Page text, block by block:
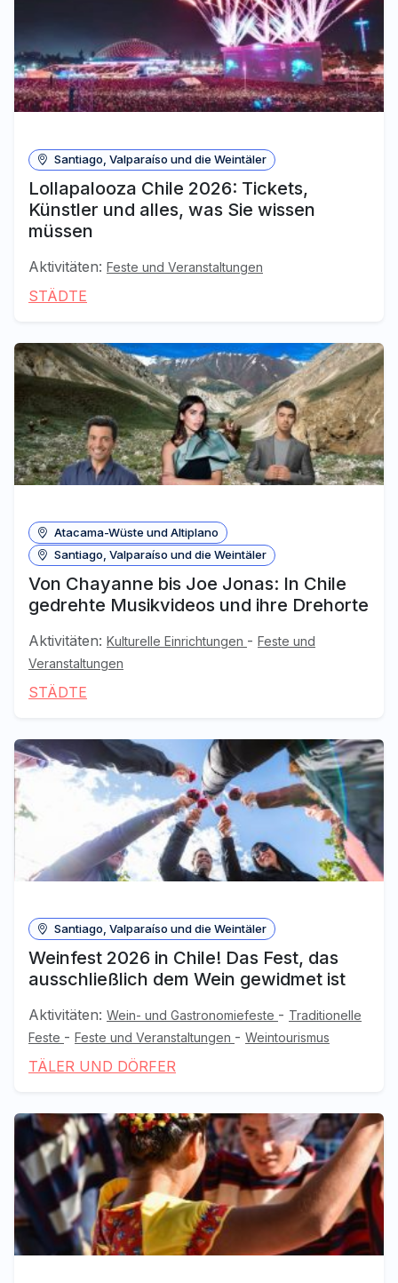
Santiago, Valparaíso und die Weintäler
Lollapalooza Chile 2026: Tickets,
Künstler und alles, was Sie wissen
müssen
Aktivitäten: Feste und Veranstaltungen
STÄDTE
Atacama-Wüste und Altiplano
Santiago, Valparaíso und die Weintäler
Von Chayanne bis Joe Jonas: In Chile
gedrehte Musikvideos und ihre Drehorte
Aktivitäten: Kulturelle Einrichtungen - Feste und
Veranstaltungen
STÄDTE
Santiago, Valparaíso und die Weintäler
Weinfest 2026 in Chile! Das Fest, das
ausschließlich dem Wein gewidmet ist
Aktivitäten: Wein- und Gastronomiefeste - Traditionelle
Feste - Feste und Veranstaltungen - Weintourismus
TÄLER UND DÖRFER